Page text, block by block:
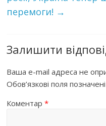
перемоги! →
Залишити
Ваша e-mail адреса не
Обов’язкові поля
Коментар*